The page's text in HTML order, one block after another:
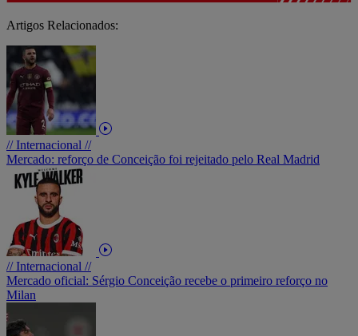
Artigos Relacionados:
// Internacional //
Mercado: reforço de Conceição foi rejeitado pelo Real Madrid
// Internacional //
Mercado oficial: Sérgio Conceição recebe o primeiro reforço no
Milan